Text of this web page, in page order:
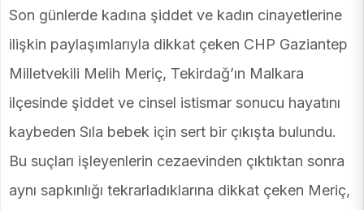
Son günlerde kadına şiddet ve kadın cinayetlerine
ilişkin paylaşımlarıyla dikkat çeken CHP Gaziantep
Milletvekili Melih Meriç, Tekirdağ’ın Malkara
ilçesinde şiddet ve cinsel istismar sonucu hayatını
kaybeden Sıla bebek için sert bir çıkışta bulundu.
Bu suçları işleyenlerin cezaevinden çıktıktan sonra
aynı sapkınlığı tekrarladıklarına dikkat çeken Meriç,